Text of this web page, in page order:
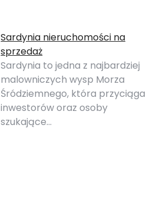
Sardynia nieruchomości na
sprzedaż
Sardynia to jedna z najbardziej
malowniczych wysp Morza
Śródziemnego, która przyciąga
inwestorów oraz osoby
szukające…